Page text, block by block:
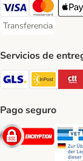
Visa Payment Method
Mastercard
Apple
Transferencia
Transferencia
Servicios de
GLS
Pago seguro